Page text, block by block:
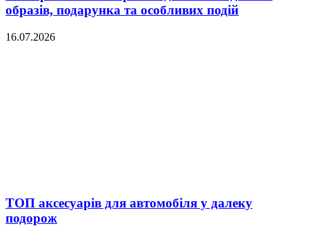
образів, подарунка та особливих подій
16.07.2026
ТОП аксесуарів для автомобіля у далеку
подорож